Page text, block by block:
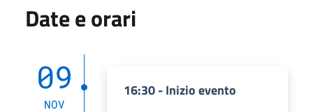
Date e orari
09
NOV
16:30 - Inizio evento